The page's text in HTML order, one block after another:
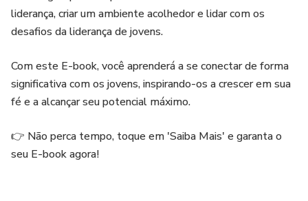
liderança, criar um ambiente acolhedor e lidar com os
desafios da liderança de jovens.
Com este E-book, você aprenderá a se conectar de forma
significativa com os jovens, inspirando-os a crescer em sua
fé e a alcançar seu potencial máximo.
👉 Não perca tempo, toque em 'Saiba Mais' e garanta o
seu E-book agora!